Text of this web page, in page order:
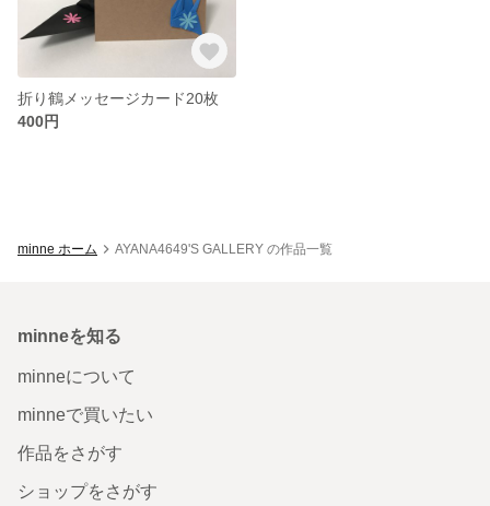
折り鶴メッセージカード20枚
400円
minne ホーム AYANA4649'S GALLERY の作品一覧
minneを知る
minneについて
minneで買いたい
作品をさがす
ショップをさがす